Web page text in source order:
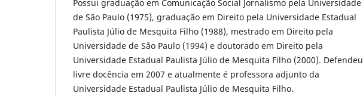
Possui graduação em Comunicação Social Jornalismo pela Universidade
de São Paulo (1975), graduação em Direito pela Universidade Estadual
Paulista Júlio de Mesquita Filho (1988), mestrado em Direito pela
Universidade de São Paulo (1994) e doutorado em Direito pela
Universidade Estadual Paulista Júlio de Mesquita Filho (2000). Defendeu
livre docência em 2007 e atualmente é professora adjunto da
Universidade Estadual Paulista Júlio de Mesquita Filho.